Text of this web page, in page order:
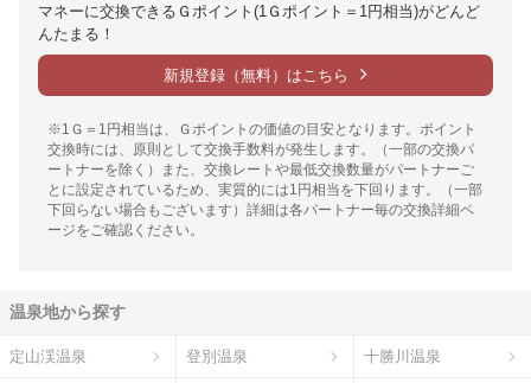
マネーに交換できるＧポイント(1Ｇポイント＝1円相当)がどんど
んたまる！
新規登録（無料）はこちら
※1Ｇ＝1円相当は、Ｇポイントの価値の目安となります。ポイント
交換時には、原則として交換手数料が発生します。（一部の交換パ
ートナーを除く）また、交換レートや最低交換数量がパートナーご
とに設定されているため、実質的には1円相当を下回ります。（一部
下回らない場合もございます）詳細は各パートナー毎の交換詳細ペ
ージをご確認ください。
温泉地から探す
定山渓温泉 登別温泉 十勝川温泉